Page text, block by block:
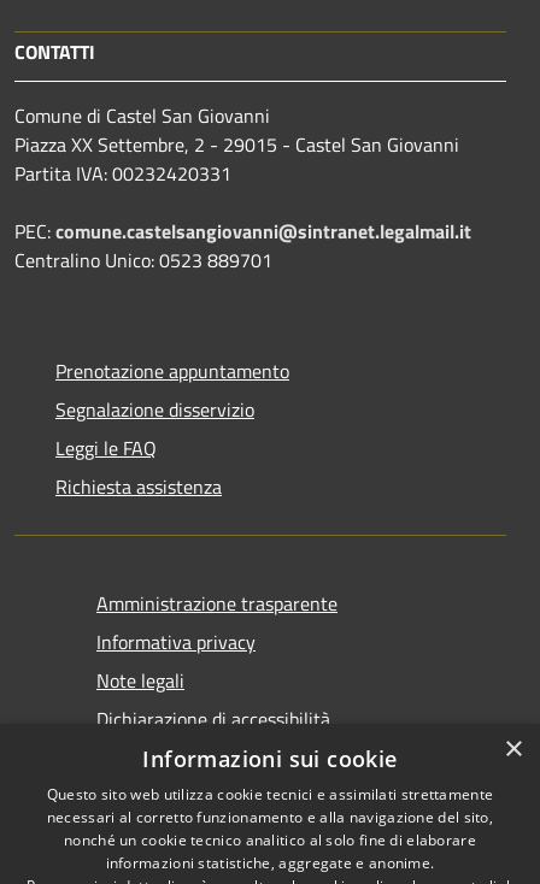
CONTATTI
Comune di Castel San Giovanni
Piazza XX Settembre, 2 - 29015 - Castel San Giovanni
Partita IVA: 00232420331
PEC:comune.castelsangiovanni@sintranet.legalmail.it
Centralino Unico: 0523 889701
Prenotazione appuntamento
Segnalazione disservizio
Leggi le FAQ
Richiesta assistenza
Amministrazione trasparente
Informativa privacy
Note legali
Dichiarazione di accessibilità
Copyright © 2026 • Comune di
×
Informazioni sui cookie
Questo sito web utilizza cookie tecnici e assimilati strettamente
necessari al corretto funzionamento e alla navigazione del sito,
nonché un cookie tecnico analitico al solo fine di elaborare
informazioni statistiche, aggregate e anonime.